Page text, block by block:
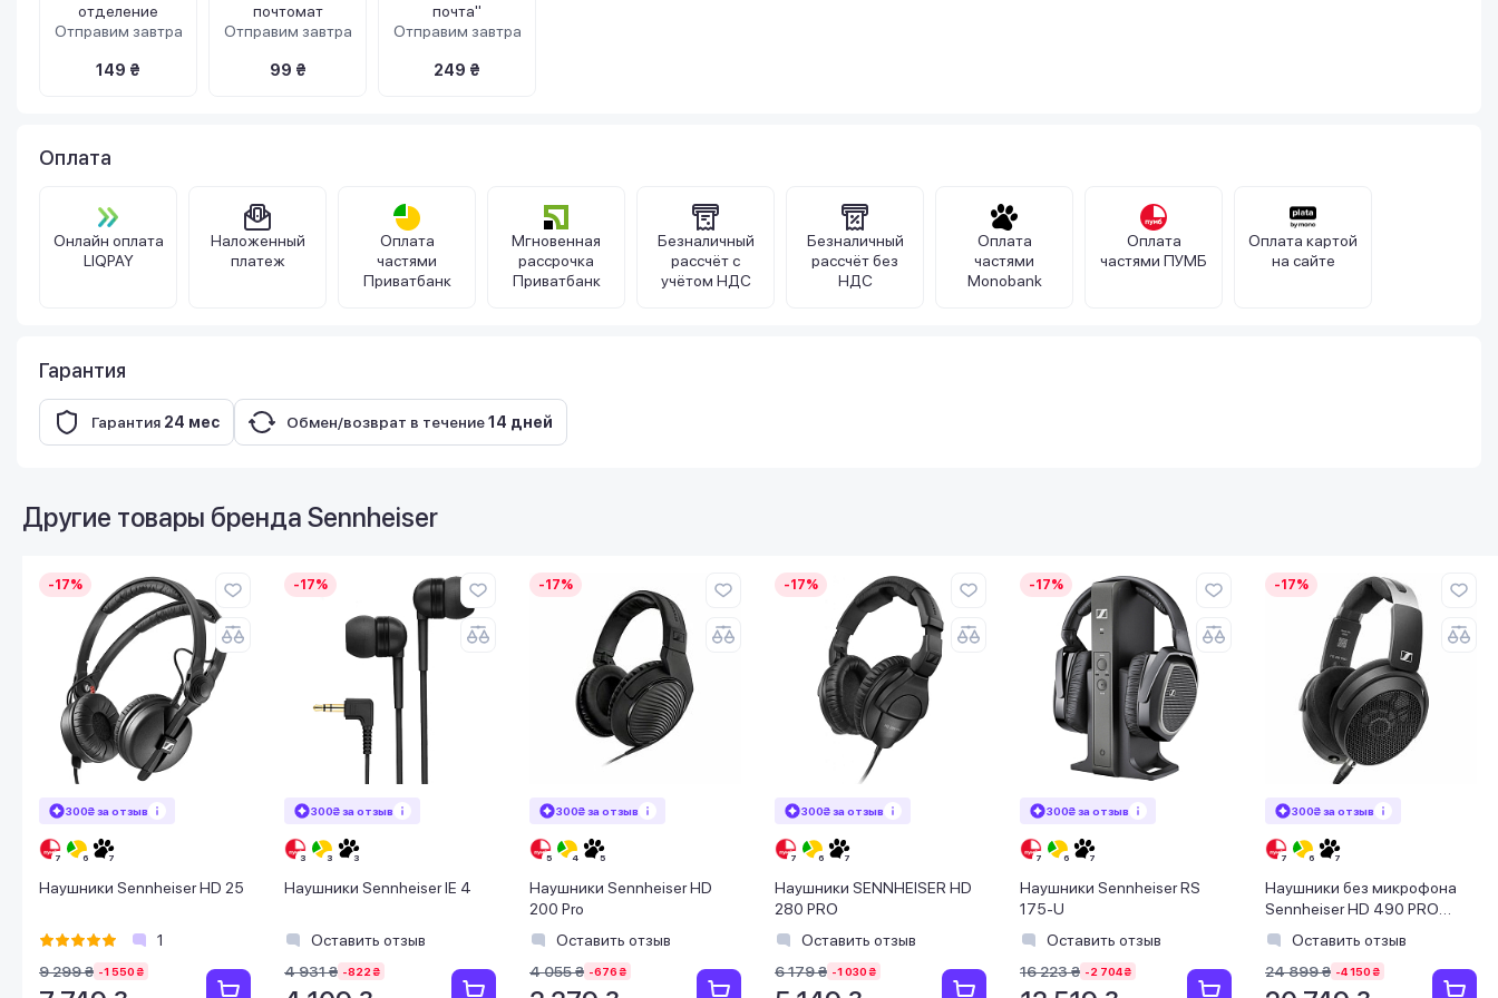
отделение
Отправим завтра
149 ₴
почтомат
Отправим завтра
99 ₴
почта"
Отправим завтра
249 ₴
Оплата
Онлайн оплата
LIQPAY
Наложенный
платеж
Оплата
частями
Приватбанк
Мгновенная
рассрочка
Приватбанк
Безналичный
рассчёт с
учётом НДС
Безналичный
рассчёт без
НДС
Оплата
частями
Monobank
Оплата
частями ПУМБ
Оплата картой
на сайте
Гарантия
Гарантия 24 мес Обмен/возврат в течение14 дней
Другие товары бренда Sennheiser
-17%
300₴ за отзыв
Наушники Sennheiser HD 25
1
9 299 ₴ -1 550 ₴
-17%
300₴ за отзыв
Наушники Sennheiser IE 4
Оставить отзыв
4 931 ₴ -822 ₴
-17%
300₴ за отзыв
Наушники Sennheiser HD
200 Pro
Оставить отзыв
4 055 ₴ -676 ₴
-17%
300₴ за отзыв
Наушники SENNHEISER HD
280 PRO
Оставить отзыв
6 179 ₴ -1 030 ₴
-17%
300₴ за отзыв
Наушники Sennheiser RS
175-U
Оставить отзыв
16 223 ₴ -2 704 ₴
-17%
300₴ за отзыв
Наушники без микрофона
Sennheiser HD 490 PRO
Black (700286)
Оставить отзыв
24 899 ₴ -4 150 ₴